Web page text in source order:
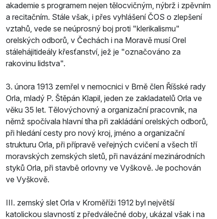
akademie s programem nejen tělocvičným, nýbrž i zpěvním
a recitačním. Stále však, i přes vyhlášení ČOS o zlepšení
vztahů, vede se neúprosný boj proti "klerikalismu"
orelských odborů, v Čechách i na Moravě musí Orel
stálehájitideály křesťanství, jež je "označováno za
rakovinu lidstva".
3. února 1913 zemřel v nemocnici v Brně člen Říšské rady
Orla, mladý P. Štěpán Klapil, jeden ze zakladatelů Orla ve
věku 35 let. Tělovýchovný a organizační pracovník, na
němž spočívala hlavní tíha při zakládání orelských odborů,
při hledání cesty pro nový kroj, jméno a organizační
strukturu Orla, při přípravě veřejných cvičení a všech tří
moravských zemských sletů, při navázání mezinárodních
styků Orla, při stavbě orlovny ve Vyškově. Je pochován
ve Vyškově.
III. zemský slet Orla v Kroměříži 1912 byl největší
katolickou slavností z předválečné doby, ukázal však i na